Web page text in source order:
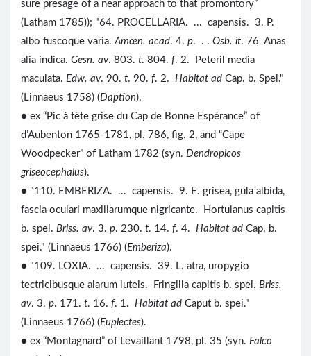
sure presage of a near approach to that promontory”
(Latham 1785)); "64. PROCELLARIA. ... capensis. 3. P.
albo fuscoque varia.Amœn. acad. 4. p. . . Osb. it. 76 Anas
alia indica. Gesn. av. 803. t. 804. f. 2. Peteril media
maculata. Edw. av. 90. t. 90. f. 2. Habitat ad Cap. b. Spei."
(Linnaeus 1758) (Daption).
● ex “Pic à tête grise du Cap de Bonne Espérance” of
d’Aubenton 1765-1781, pl. 786, fig. 2, and “Cape
Woodpecker” of Latham 1782 (syn. Dendropicos
griseocephalus).
● "110. EMBERIZA. ... capensis. 9. E. grisea, gula albida,
fascia oculari maxillarumque nigricante. Hortulanus capitis
b. spei. Briss. av. 3. p. 230. t. 14. f. 4. Habitat ad Cap. b.
spei." (Linnaeus 1766) (Emberiza).
● "109. LOXIA. ... capensis. 39. L. atra, uropygio
tectricibusque alarum luteis. Fringilla capitis b. spei. Briss.
av. 3. p. 171. t. 16. f. 1. Habitat ad Caput b. spei."
(Linnaeus 1766) (Euplectes).
● ex “Montagnard” of Levaillant 1798, pl. 35 (syn. Falco